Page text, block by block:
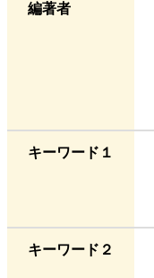
編著者
キーワード１
キーワード２